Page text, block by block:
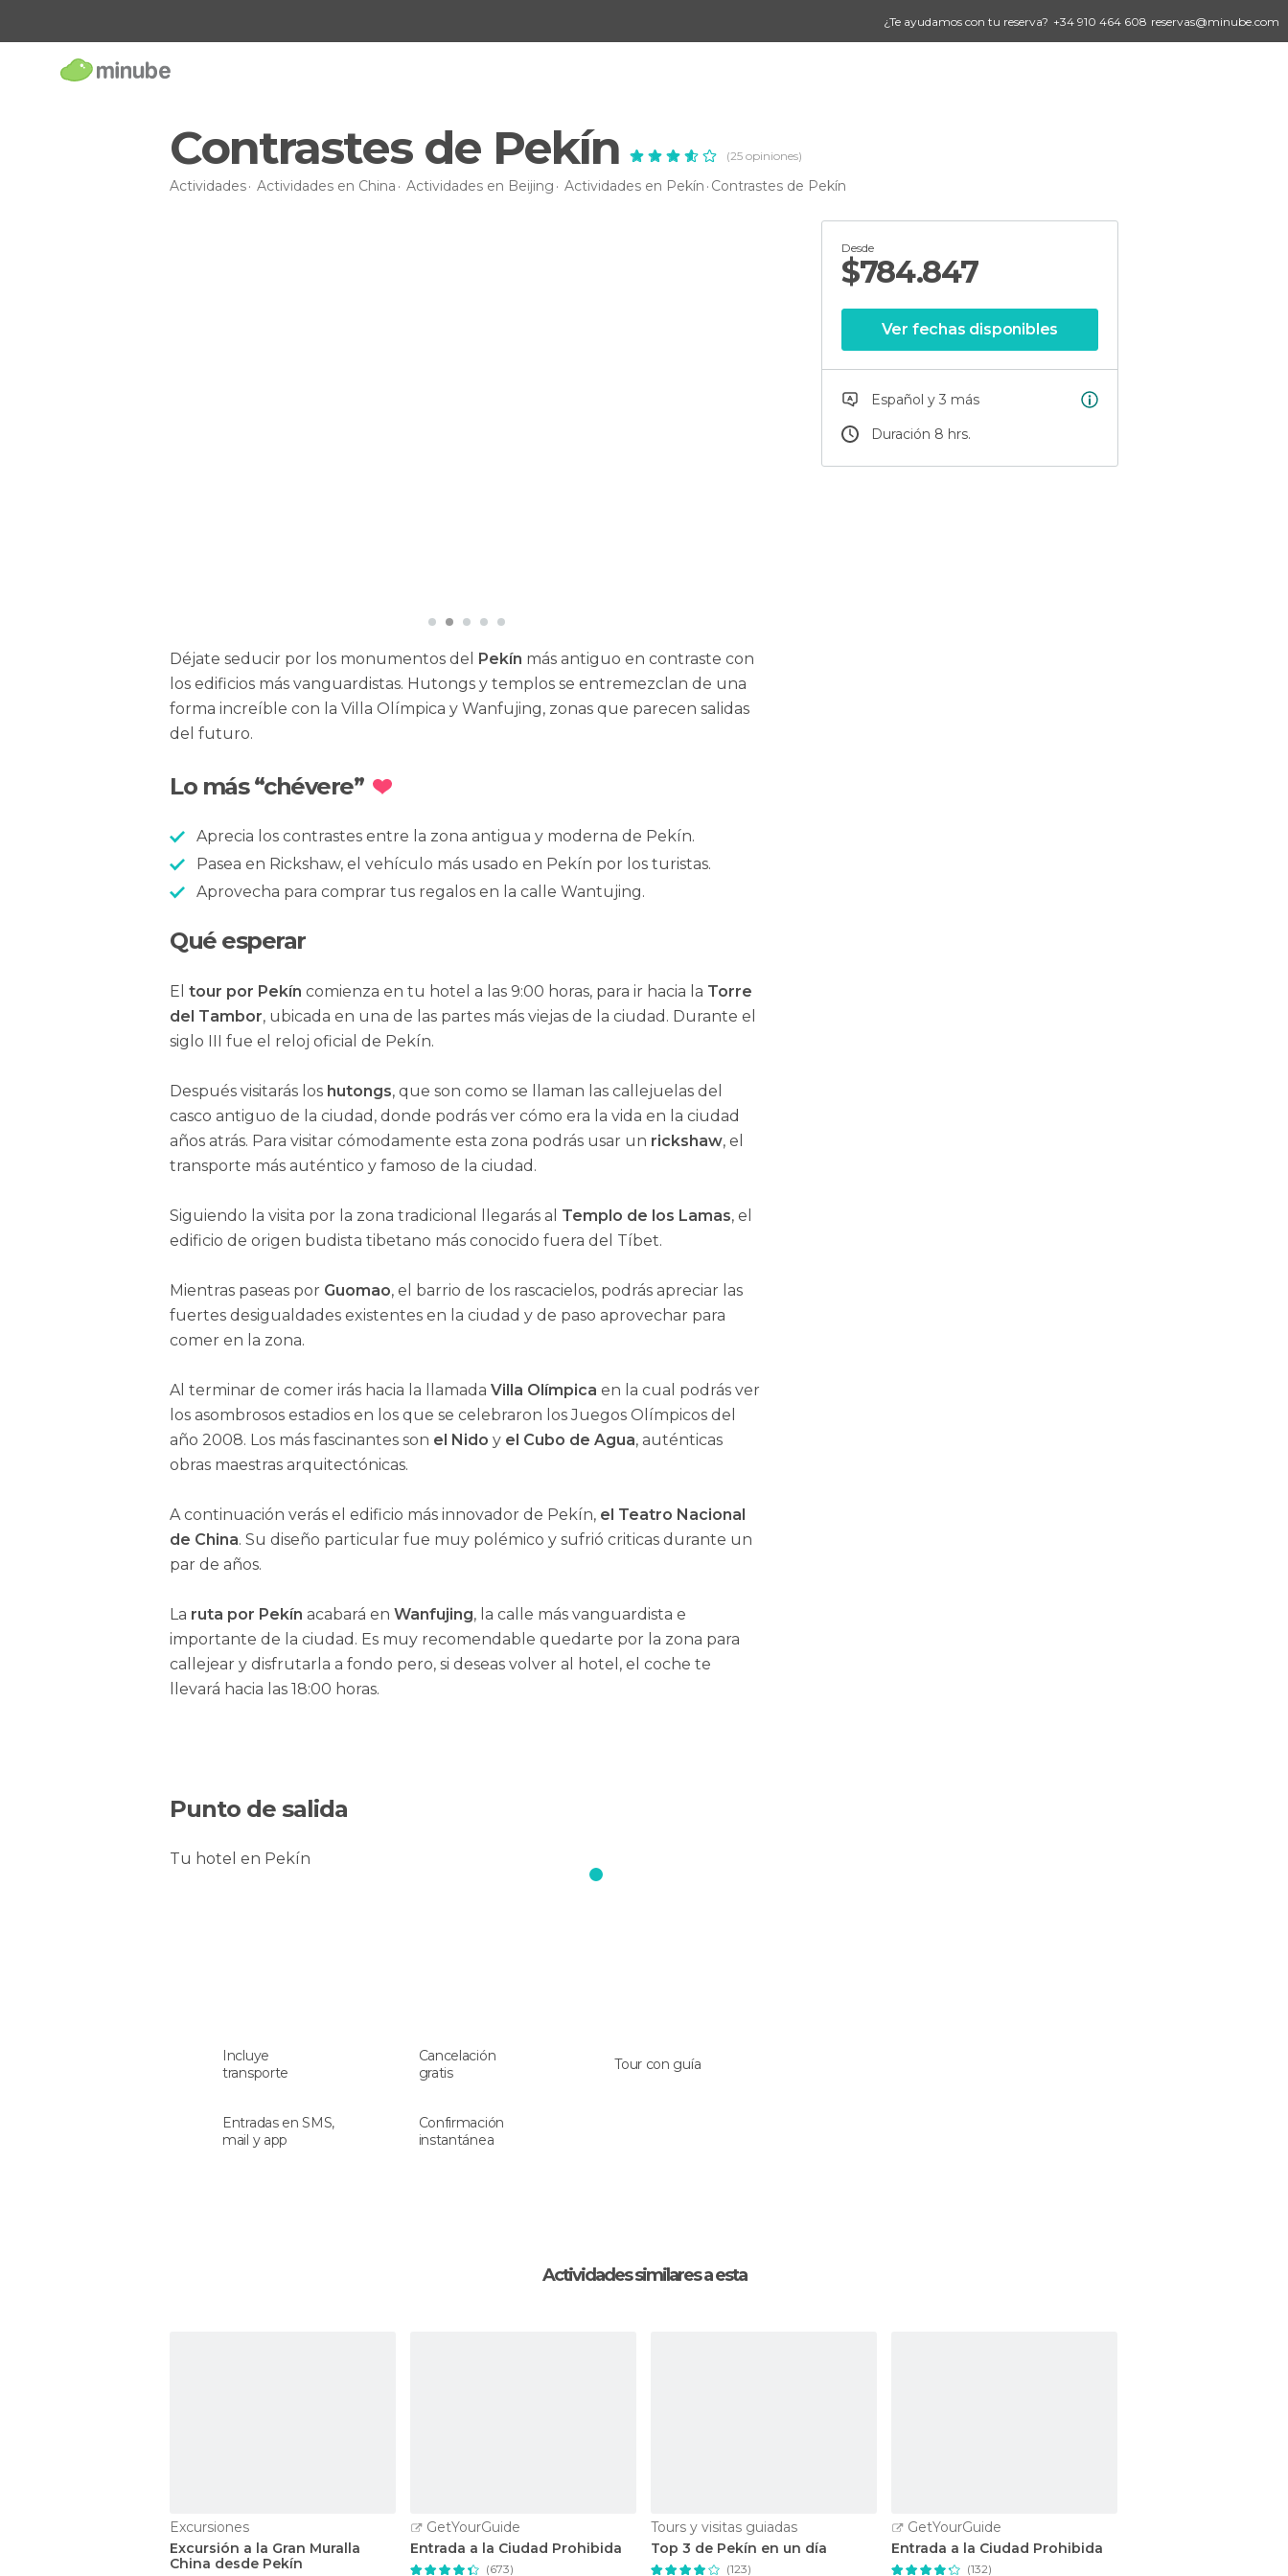
¿Te ayudamos con tu reserva? +34 910 464 608 reservas@minube.com
Contrastes de Pekín (25 opiniones)
Actividades Actividades en China Actividades en Beijing Actividades en Pekín Contrastes de Pekín
Desde
$784.847
Ver fechas disponibles
Español y 3 más
Duración 8 hrs.
Déjate seducir por los monumentos del Pekín más antiguo en contraste con
los edificios más vanguardistas. Hutongs y templos se entremezclan de una
forma increíble con la Villa Olímpica y Wanfujing, zonas que parecen salidas
del futuro.
Lo más “chévere”
Aprecia los contrastes entre la zona antigua y moderna de Pekín.
Pasea en Rickshaw, el vehículo más usado en Pekín por los turistas.
Aprovecha para comprar tus regalos en la calle Wantujing.
Qué esperar
El tour por Pekín comienza en tu hotel a las 9:00 horas, para ir hacia la Torre
del Tambor, ubicada en una de las partes más viejas de la ciudad. Durante el
siglo III fue el reloj oficial de Pekín.
Después visitarás los hutongs, que son como se llaman las callejuelas del
casco antiguo de la ciudad, donde podrás ver cómo era la vida en la ciudad
años atrás. Para visitar cómodamente esta zona podrás usar un rickshaw, el
transporte más auténtico y famoso de la ciudad.
Siguiendo la visita por la zona tradicional llegarás al Templo de los Lamas, el
edificio de origen budista tibetano más conocido fuera del Tíbet.
Mientras paseas por Guomao, el barrio de los rascacielos, podrás apreciar las
fuertes desigualdades existentes en la ciudad y de paso aprovechar para
comer en la zona.
Al terminar de comer irás hacia la llamada Villa Olímpica en la cual podrás ver
los asombrosos estadios en los que se celebraron los Juegos Olímpicos del
año 2008. Los más fascinantes son el Nido y el Cubo de Agua, auténticas
obras maestras arquitectónicas.
A continuación verás el edificio más innovador de Pekín, el Teatro Nacional
de China. Su diseño particular fue muy polémico y sufrió criticas durante un
par de años.
La ruta por Pekín acabará en Wanfujing, la calle más vanguardista e
importante de la ciudad. Es muy recomendable quedarte por la zona para
callejear y disfrutarla a fondo pero, si deseas volver al hotel, el coche te
llevará hacia las 18:00 horas.
Punto de salida
Tu hotel en Pekín
Incluye
transporte
Cancelación
gratis
Tour con guía
Entradas en SMS,
mail y app
Confirmación
instantánea
Actividades similares a esta
Excursiones
Excursión a la Gran Muralla
China desde Pekín
GetYourGuide
Entrada a la Ciudad Prohibida
(673)
Tours y visitas guiadas
Top 3 de Pekín en un día
(123)
GetYourGuide
Entrada a la Ciudad Prohibida
(132)